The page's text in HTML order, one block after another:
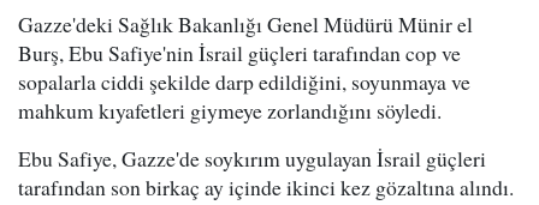
Gazze'deki Sağlık Bakanlığı Genel Müdürü Münir el
Burş, Ebu Safiye'nin İsrail güçleri tarafından cop ve
sopalarla ciddi şekilde darp edildiğini, soyunmaya ve
mahkum kıyafetleri giymeye zorlandığını söyledi.
Ebu Safiye, Gazze'de soykırım uygulayan İsrail güçleri
tarafından son birkaç ay içinde ikinci kez gözaltına alındı.